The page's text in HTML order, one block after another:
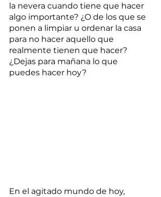
la nevera cuando tiene que hacer
algo importante? ¿O de los que se
ponen a limpiar u ordenar la casa
para no hacer aquello que
realmente tienen que hacer?
¿Dejas para mañana lo que
puedes hacer hoy?
En el agitado mundo de hoy,